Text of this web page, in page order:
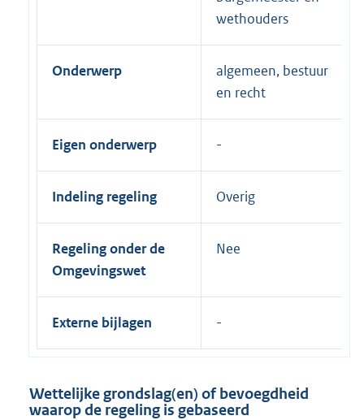
wethouders
Onderwerp
algemeen, bestuur
en recht
Eigen onderwerp
Indeling regeling Overig
Regeling onder de
Omgevingswet
Nee
Externe bijlagen
Wettelijke grondslag(en) of bevoegdheid
waarop de regeling is gebaseerd